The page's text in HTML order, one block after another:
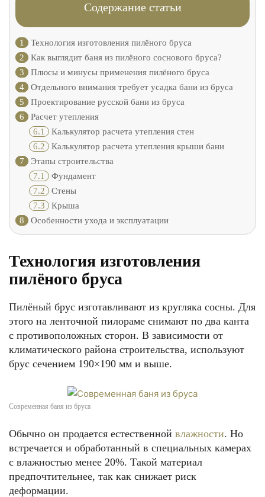
Содержание статьи
1
Технология изготовления пилёного бруса
2
Как выглядит баня из пилёного соснового бруса?
3
Плюсы и минусы применения пилёного бруса
4
Отдельного внимания требует усадка бани из бруса
5
Проектирование русской бани из бруса
6
Расчет утепления
6.1 Калькулятор расчета утепления стен
6.2 Калькулятор расчета утепления крыши бани
7
Этапы строительства
7.1 Фундамент
7.2 Стены
7.3 Крыша
8
Особенности ухода и эксплуатации
Технология изготовления
пилёного бруса
Пилёный брус изготавливают из кругляка сосны. Для
этого на ленточной пилораме снимают по два канта
с противоположных сторон. В зависимости от
климатического района строительства, используют
брус сечением 190×190 мм и выше.
Современная баня из бруса
Обычно он продается естественной влажности. Но
встречается и обработанный в специальных камерах
с влажностью менее 20%. Такой материал
предпочтительнее, так как снижает риск
деформации.